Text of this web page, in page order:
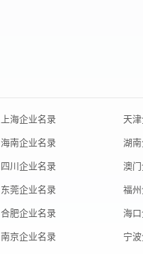
上海企业名录 天
海南企业名录 湖
四川企业名录 澳
东莞企业名录 福
合肥企业名录 海
南京企业名录 宁